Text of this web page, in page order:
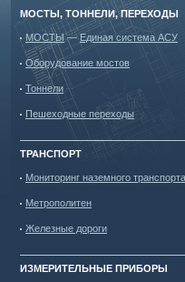
МОСТЫ, ТОННЕЛИ, ПЕРЕХОДЫ
МОСТЫ—Единая система АСУ
Оборудование мостов
Тоннели
Пешеходные переходы
ТРАНСПОРТ
Мониторинг наземного транспорта
Метрополитен
Железные дороги
ИЗМЕРИТЕЛЬНЫЕ ПРИБОРЫ